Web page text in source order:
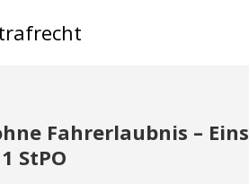
Fahrerlaubnis –
StPO